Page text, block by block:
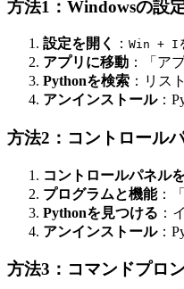
方法1：Windowsの設
設定を開く ： Win + I
アプリに移動 ：「ア
Pythonを検索 ：リス
アンインストール：
方法2：コントロール
コントロールパネル
プログラムと機能：
Pythonを見つける ：
アンインストール：
方法3：コマンドプロ